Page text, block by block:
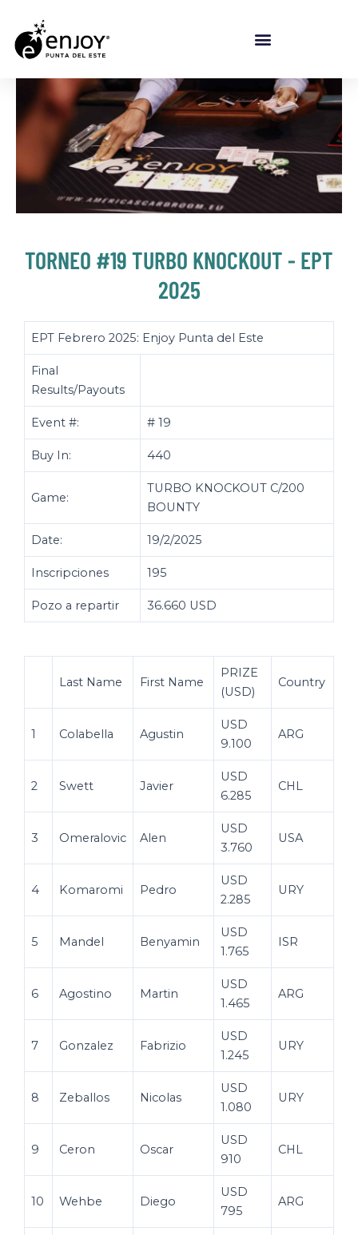
TORNEO #19 TURBO KNOCKOUT - EPT
2025
EPT Febrero 2025: Enjoy Punta del Este
Final
Results/Payouts
Event #: # 19
Buy In: 440
Game:
TURBO KNOCKOUT C/200
BOUNTY
Date: 19/2/2025
Inscripciones 195
Pozo a repartir 36.660 USD
Last Name First Name
PRIZE
(USD)
Country
1 Colabella Agustin
USD
9.100
ARG
2 Swett Javier
USD
6.285
CHL
3 Omeralovic Alen
USD
3.760
USA
4 Komaromi Pedro
USD
2.285
URY
5 Mandel Benyamin
USD
1.765
ISR
6 Agostino Martin
USD
1.465
ARG
7 Gonzalez Fabrizio
USD
1.245
URY
8 Zeballos Nicolas
USD
1.080
URY
9 Ceron Oscar
USD
910
CHL
10 Wehbe Diego
USD
795
ARG